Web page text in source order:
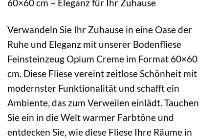
60×60 cm – Eleganz für Ihr Zuhause
Verwandeln Sie Ihr Zuhause in eine Oase der
Ruhe und Eleganz mit unserer Bodenfliese
Feinsteinzeug Opium Creme im Format 60×60
cm. Diese Fliese vereint zeitlose Schönheit mit
modernster Funktionalität und schafft ein
Ambiente, das zum Verweilen einlädt. Tauchen
Sie ein in die Welt warmer Farbtöne und
entdecken Sie, wie diese Fliese Ihre Räume in